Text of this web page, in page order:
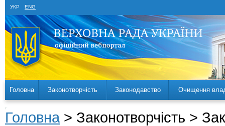
УКР ENG
Головна Законотворчість Законодавство Очищення
Головна > Законотворчість >